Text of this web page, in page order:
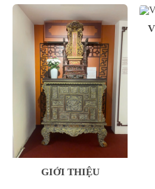
GIỚI THIỆU